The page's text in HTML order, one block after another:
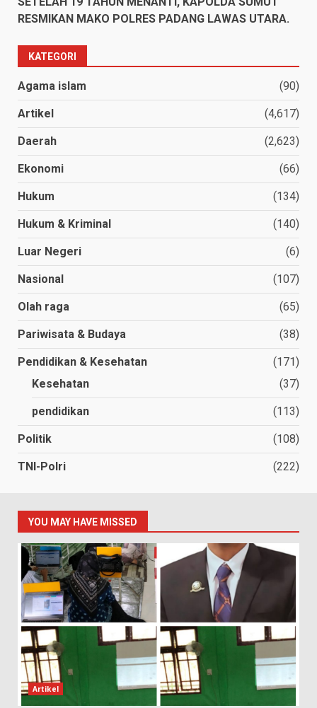
RESMIKAN MAKO POLRES PADANG LAWAS UTARA.
KATEGORI
Agama islam (90)
Artikel (4,617)
Daerah (2,623)
Ekonomi (66)
Hukum (134)
Hukum & Kriminal (140)
Luar Negeri (6)
Nasional (107)
Olah raga (65)
Pariwisata & Budaya (38)
Pendidikan & Kesehatan
(171)
Kesehatan
(37)
pendidikan (113)
Politik (108)
TNI-Polri (222)
YOU MAY HAVE MISSED
Artikel